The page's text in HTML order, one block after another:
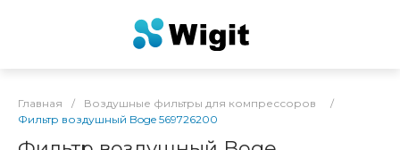
Главная / Воздушные фильтры для компрессоров
/
Фильтр воздушный Boge 569726200